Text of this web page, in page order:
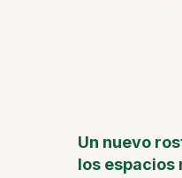
Un nuevo
los espacios